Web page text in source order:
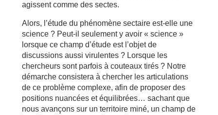
agissent comme des sectes.
Alors, l’étude du phénomène sectaire est-elle une
science ? Peut-il seulement y avoir « science »
lorsque ce champ d’étude est l’objet de
discussions aussi virulentes ? Lorsque les
chercheurs sont parfois à couteaux tirés ? Notre
démarche consistera à chercher les articulations
de ce problème complexe, afin de proposer des
positions nuancées et équilibrées… sachant que
nous avançons sur un territoire miné, un champ de